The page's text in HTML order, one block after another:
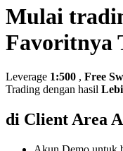
Mulai
Favoritnya
Leverage 1:500 , Free
Trading dengan hasil
di Client Area